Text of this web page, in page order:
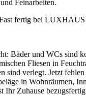
Feinarbeiten.
Bäder und WCs sind
Fliesen in
sind verlegt. Jetzt
in Wohnräumen,
Ihr Zuhause